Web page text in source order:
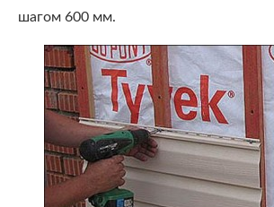
шагом 600 мм.